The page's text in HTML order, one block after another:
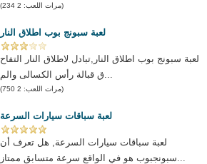
(مرات اللعب: 2 234)
لعبة سبونج بوب اطلاق النار
لعبة سبونج بوب اطلاق النار,تبادل لاطلاق النار التفاح
(مرات اللعب: 2 750)
لعبة سباقات سيارات السرعة
لعبة سباقات سيارات السرعة, هل تعرف أن